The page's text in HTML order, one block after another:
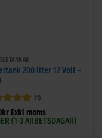
200 liter 12 Volt –
5
(1)
kr Exkl moms
(1-3 ARBETSDAGAR)